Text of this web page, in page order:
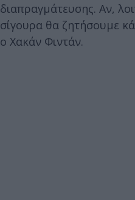
διαπραγμάτευσης. Αν,
σίγουρα θα ζητήσουμε
ο Χακάν Φιντάν.